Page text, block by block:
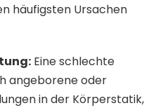
häufigsten Ursachen
Eine schlechte
angeborene oder
in der Körperstatik,